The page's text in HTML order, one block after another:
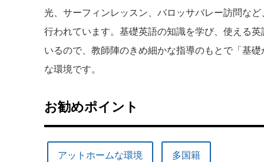
光、サーフィンレッスン、バロッサバレー訪問な
行われています。基礎英語の知識を学び、使える
いるので、教師陣のきめ細かな指導のもとで「基
な環境です。
お勧めポイント
アットホームな環境 多国籍